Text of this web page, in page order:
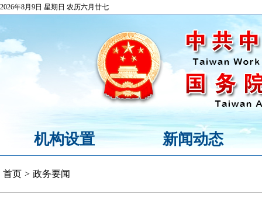
2026年8月9日 星期日 农历六月廿七
机构设置 新闻动态
首页 > 政务要闻